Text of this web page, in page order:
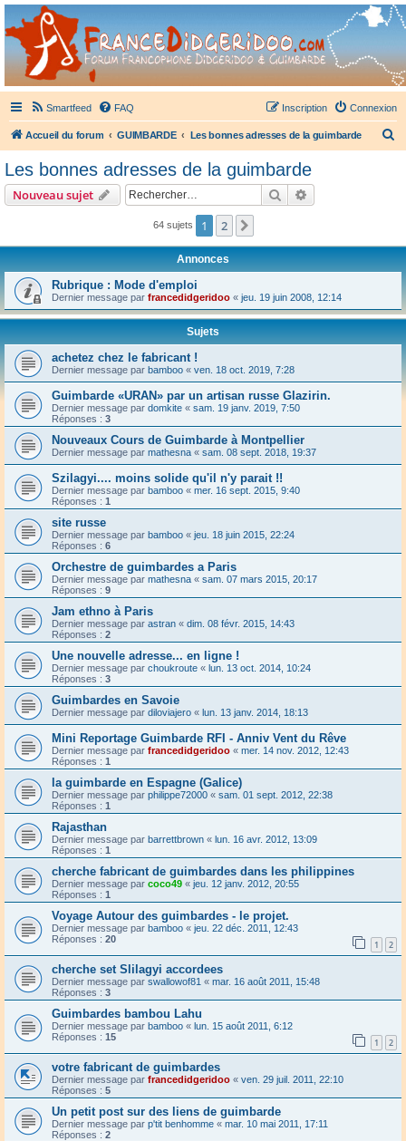
France Didgeridoo
Didgeridoo et Guimbarde sur France Didgeridoo - retrouvez la communauté.
Smartfeed FAQ Connexion
Inscription
Accueil du forum GUIMBARDE Les bonnes adresses de la guimbarde
r
e
Les bonnes adresses de la guimbarde
Nouveau sujet Rechercher
64 sujets 1 2
Annonces
Rubrique : Mode d'emploi
Dernier message par francedidgeridoo « jeu. 19 juin 2008, 12:14
Sujets
achetez chez le fabricant !
Dernier message par bamboo « ven. 18 oct. 2019, 7:28
Guimbarde «URAN» par un artisan russe Glazirin.
Dernier message par domkite « sam. 19 janv. 2019, 7:50
Réponses : 3
Nouveaux Cours de Guimbarde à Montpellier
Dernier message par mathesna « sam. 08 sept. 2018, 19:37
Szilagyi.... moins solide qu'il n'y parait !!
Dernier message par bamboo « mer. 16 sept. 2015, 9:40
Réponses : 1
site russe
Dernier message par bamboo « jeu. 18 juin 2015, 22:24
Réponses : 6
Orchestre de guimbardes a Paris
Dernier message par mathesna « sam. 07 mars 2015, 20:17
Réponses : 9
Jam ethno à Paris
Dernier message par astran « dim. 08 févr. 2015, 14:43
Réponses : 2
Une nouvelle adresse... en ligne !
Dernier message par choukroute « lun. 13 oct. 2014, 10:24
Réponses : 3
Guimbardes en Savoie
Dernier message par diloviajero « lun. 13 janv. 2014, 18:13
Mini Reportage Guimbarde RFI - Anniv Vent du Rêve
Dernier message par francedidgeridoo « mer. 14 nov. 2012, 12:43
Réponses : 1
la guimbarde en Espagne (Galice)
Dernier message par philippe72000 « sam. 01 sept. 2012, 22:38
Réponses : 1
Rajasthan
Dernier message par barrettbrown « lun. 16 avr. 2012, 13:09
Réponses : 1
cherche fabricant de guimbardes dans les philippines
Dernier message par coco49 « jeu. 12 janv. 2012, 20:55
Réponses : 1
Voyage Autour des guimbardes - le projet.
Dernier message par bamboo « jeu. 22 déc. 2011, 12:43
Réponses : 20 1 2
cherche set Slilagyi accordees
Dernier message par swallowof81 « mar. 16 août 2011, 15:48
Réponses : 3
Guimbardes bambou Lahu
Dernier message par bamboo « lun. 15 août 2011, 6:12
Réponses : 15 1 2
votre fabricant de guimbardes
Dernier message par francedidgeridoo « ven. 29 juil. 2011, 22:10
Réponses : 5
Un petit post sur des liens de guimbarde
Dernier message par p'tit benhomme « mar. 10 mai 2011, 17:11
Réponses : 2